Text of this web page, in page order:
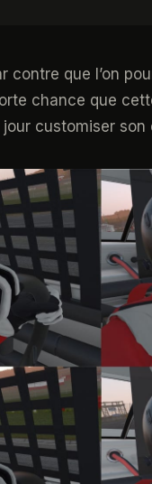
contre que l’on
chance que
customiser son